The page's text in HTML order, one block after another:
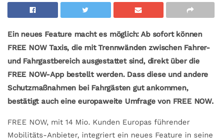
Ein neues Feature macht es möglich: Ab sofort können
FREE NOW Taxis, die mit Trennwänden zwischen Fahrer-
und Fahrgastbereich ausgestattet sind, direkt über die
FREE NOW-App bestellt werden. Dass diese und andere
Schutzmaßnahmen bei Fahrgästen gut ankommen,
bestätigt auch eine europaweite Umfrage von FREE NOW.
FREE NOW, mit 14 Mio. Kunden Europas führender
Mobilitäts-Anbieter, integriert ein neues Feature in seine